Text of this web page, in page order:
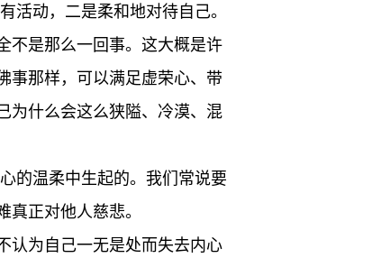
活动，二是柔和地对待自己。
不是那么一回事。这大概是许
事那样，可以满足虚荣心、带
为什么会这么狭隘、冷漠、混
的温柔中生起的。我们常说要
正对他人慈悲。
认为自己一无是处而失去内心